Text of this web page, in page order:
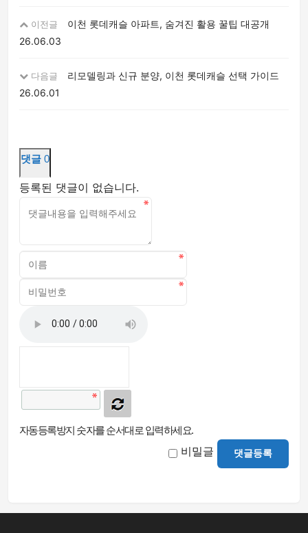
이전글
이천 롯데캐슬 아파트, 숨겨진 활용 꿀팁 대공개
26.06.03
다음글
리모델링과 신규 분양, 이천 롯데캐슬 선택 가이드
26.06.01
댓글 0
등록된 댓글이 없습니다.
자동등록방지 숫자를 순서대로 입력하세요.
비밀글 댓글등록